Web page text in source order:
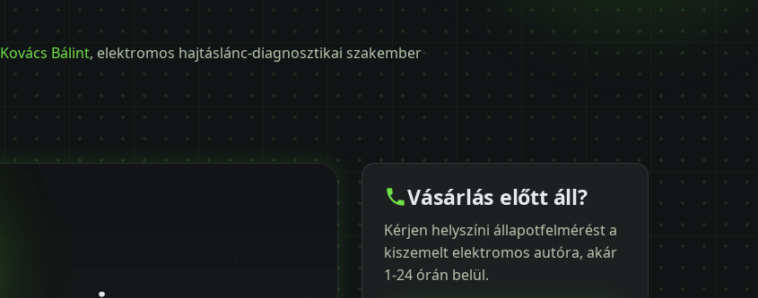
Kovács Bálint, elektromos hajtáslánc-diagnosztikai szakember
Vásárlás előtt áll?
Kérjen helyszíni állapotfelmérést a
kiszemelt elektromos autóra, akár
1-24 órán belül.